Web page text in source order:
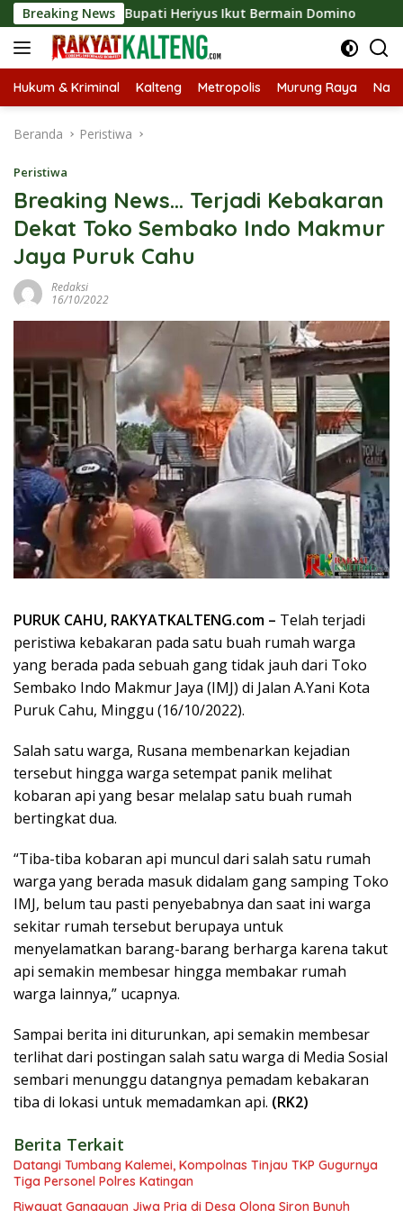
Langsung
ke
konten
Breaking News
2026, Bupati Heriyus Ikut Bermain Domino Tekan
Hukum & Kriminal Kalteng Metropolis Murung Raya
Beranda Peristiwa
Peristiwa
Breaking News… Terjadi Kebakaran
Dekat Toko Sembako Indo Makmur
Jaya Puruk Cahu
Redaksi
16/10/2022
PURUK CAHU, RAKYATKALTENG.com – Telah terjadi
peristiwa kebakaran pada satu buah rumah warga
yang berada pada sebuah gang tidak jauh dari Toko
Sembako Indo Makmur Jaya (IMJ) di Jalan A.Yani Kota
Puruk Cahu, Minggu (16/10/2022).
Salah satu warga, Rusana membenarkan kejadian
tersebut hingga warga setempat panik melihat
kobaran api yang besar melalap satu buah rumah
bertingkat dua.
“Tiba-tiba kobaran api muncul dari salah satu rumah
warga yang berada masuk didalam gang samping Toko
IMJ, belum tau pasti penyebabnya dan saat ini warga
sekitar rumah tersebut berupaya untuk
menyelamatkan barang-barang berharga karena takut
api semakin membesar hingga membakar rumah
warga lainnya,” ucapnya.
Sampai berita ini diturunkan, api semakin membesar
terlihat dari postingan salah satu warga di Media Sosial
sembari menunggu datangnya pemadam kebakaran
tiba di lokasi untuk memadamkan api. (RK2)
Berita Terkait
Datangi Tumbang Kalemei, Kompolnas Tinjau TKP Gugurnya
Tiga Personel Polres Katingan
Riwayat Gangguan Jiwa Pria di Desa Olong Siron Bunuh